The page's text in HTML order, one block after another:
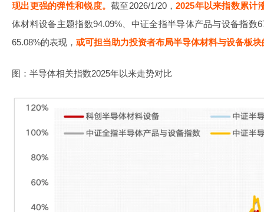
现出更强的弹性和锐度。截至2026/1/20，2025年以来指数累计
体材料设备主题指数94.09%、中证全指半导体产品与设备指数
65.08%的表现， 或可担当助力投资者布局半导体材料与设备板
图：半导体相关指数2025年以来走势对比